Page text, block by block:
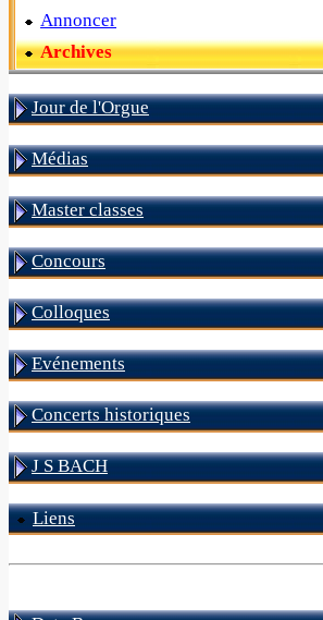
Annoncer
Archives
Jour de l'Orgue
Médias
Master classes
Concours
Colloques
Evénements
Concerts historiques
J S BACH
Liens